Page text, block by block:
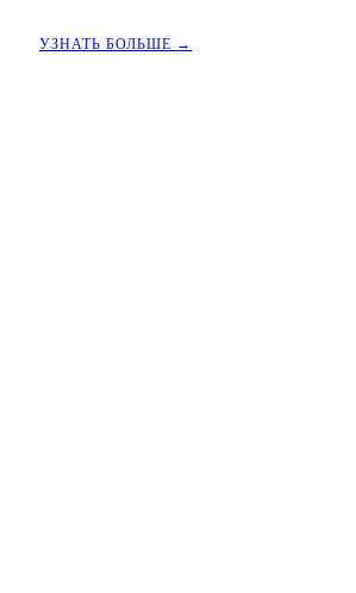
УЗНАТЬ БОЛЬШЕ →